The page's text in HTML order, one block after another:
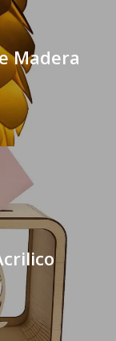
Madera